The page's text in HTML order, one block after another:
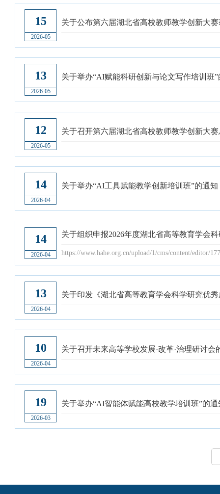
15
2026-05
关于公布第六届湖北省高校教师教学创新大
13
2026-05
关于举办“AI赋能科研创新与论文写作培训班”
12
2026-05
关于召开第六届湖北省高校教师教学创新大
14
2026-04
关于举办“AI工具赋能教学创新培训班”的通知
14
2026-04
关于组织申报2026年度湖北省高等教育学会
https://www.hahe.org.cn/upload/1/cms/content/editor/
13
2026-04
关于印发《湖北省高等教育学会科学研究优
10
2026-04
关于召开未来高等学校发展·改革·治理研讨会
19
2026-03
关于举办“AI智能体赋能高校教学培训班”的通